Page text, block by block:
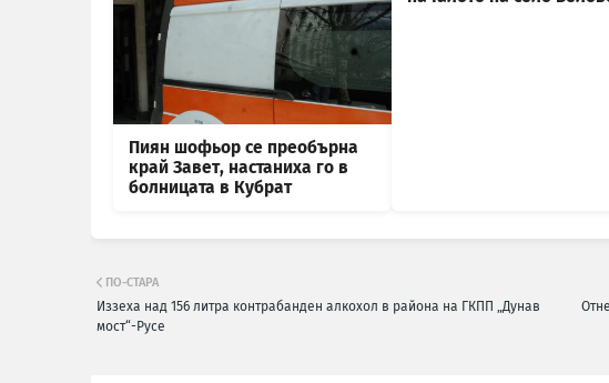
Пиян шофьор се преобърна
край Завет, настаниха го в
болницата в Кубрат
ПО-СТАРА
Иззеха над 156 литра контрабанден алкохол в района на ГКПП „Дунав
мост“-Русе